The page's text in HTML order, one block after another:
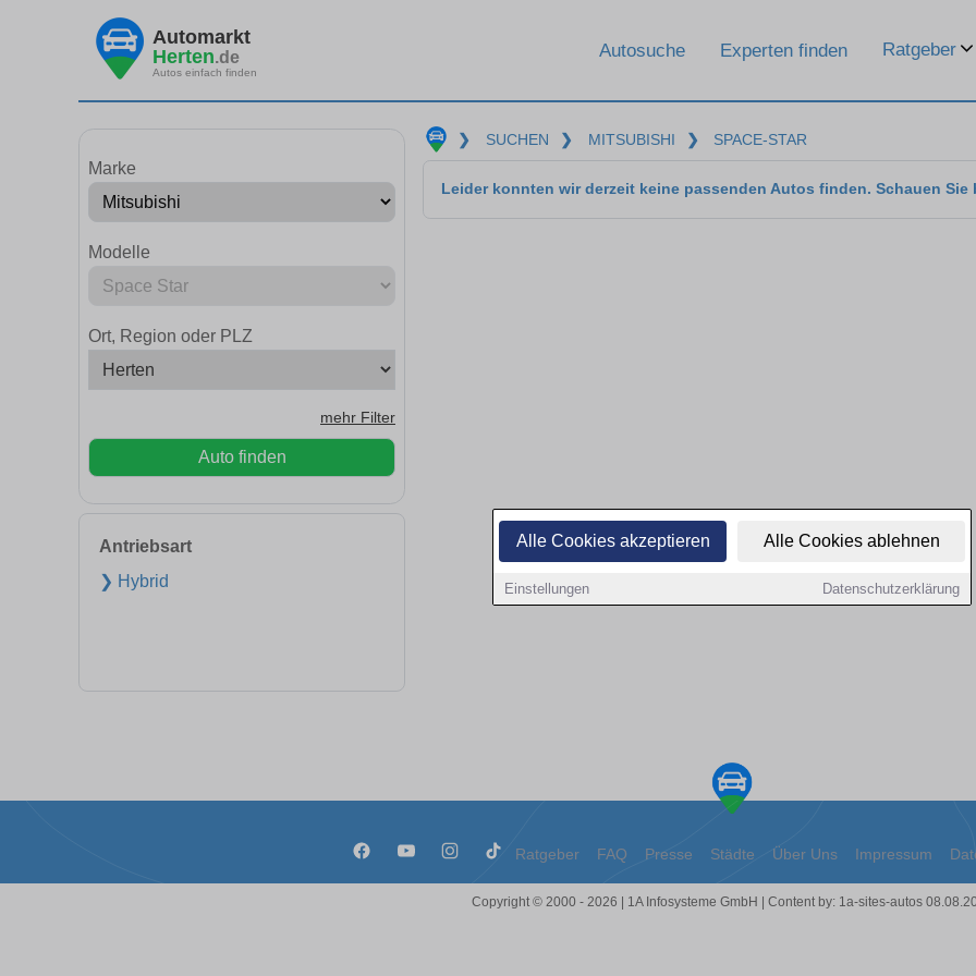
Alle Cookies akzeptieren Alle Cookies ablehnen
Einstellungen Datenschutzerklärung
Automarkt
Herten.de
Autos einfach finden
Autosuche Experten finden Ratgeber
Marke
Modelle
Ort, Region oder PLZ
mehr Filter
Auto finden
Antriebsart
❯ Hybrid
❯ SUCHEN ❯ MITSUBISHI ❯ SPACE-STAR
Leider konnten wir derzeit keine passenden Autos finden. Schauen Sie
Ratgeber FAQ Presse Städte Über Uns Impressum
Copyright © 2000 - 2026 | 1A Infosysteme GmbH | Content by: 1a-sites-autos